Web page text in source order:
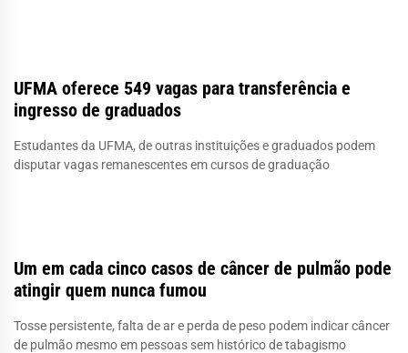
UFMA oferece 549 vagas para transferência e
ingresso de graduados
Estudantes da UFMA, de outras instituições e graduados podem
disputar vagas remanescentes em cursos de graduação
Um em cada cinco casos de câncer de pulmão pode
atingir quem nunca fumou
Tosse persistente, falta de ar e perda de peso podem indicar câncer
de pulmão mesmo em pessoas sem histórico de tabagismo